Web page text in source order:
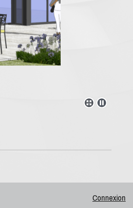
Connexion